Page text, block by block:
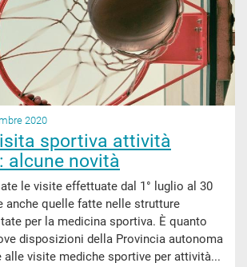
2020
sportiva attività
alcune novità
le visite effettuate dal 1° luglio al 30
anche quelle fatte nelle strutture
per la medicina sportiva. È quanto
disposizioni della Provincia autonoma
alle visite mediche sportive per attività...